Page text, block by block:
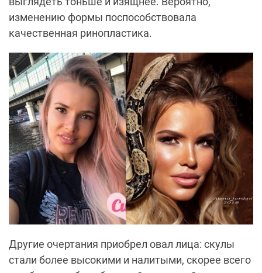
изменению формы поспособствовала
качественная ринопластика.
Другие очертания приобрел овал лица: скулы
стали более высокими и налитыми, скорее всего